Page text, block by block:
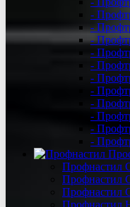
-
-
-
-
-
-
-
-
-
-
-
Профнастил
Профнастил
Профнастил
Профнастил